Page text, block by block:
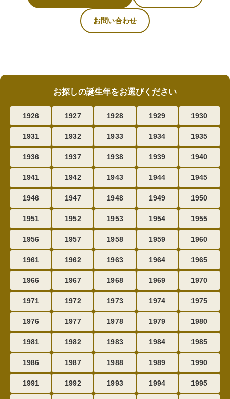
お問い合わせ
お探しの誕生年をお選びください
1926 1927 1928 1929 1930
1931 1932 1933 1934 1935
1936 1937 1938 1939 1940
1941 1942 1943 1944 1945
1946 1947 1948 1949 1950
1951 1952 1953 1954 1955
1956 1957 1958 1959 1960
1961 1962 1963 1964 1965
1966 1967 1968 1969 1970
1971 1972 1973 1974 1975
1976 1977 1978 1979 1980
1981 1982 1983 1984 1985
1986 1987 1988 1989 1990
1991 1992 1993 1994 1995